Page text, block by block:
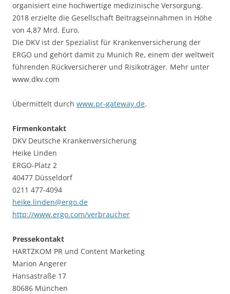
organisiert eine hochwertige medizinische Versorgung.
2018 erzielte die Gesellschaft Beitragseinnahmen in Höhe
von 4,87 Mrd. Euro.
Die DKV ist der Spezialist für Krankenversicherung der
ERGO und gehört damit zu Munich Re, einem der weltweit
führenden Rückversicherer und Risikoträger. Mehr unter
www.dkv.com
Übermittelt durch www.pr-gateway.de.
Firmenkontakt
DKV Deutsche Krankenversicherung
Heike Linden
ERGO-Platz 2
40477 Düsseldorf
0211 477-4094
heike.linden@ergo.de
http://www.ergo.com/verbraucher
Pressekontakt
HARTZKOM PR und Content Marketing
Marion Angerer
Hansastraße 17
80686 München